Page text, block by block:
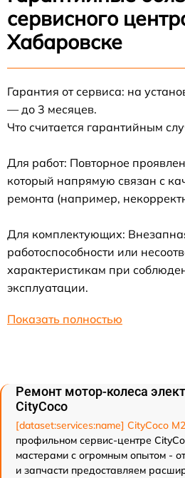
сервисного
Хабаровске
Гарантия от сервиса: на
— до 3 месяцев.
Что считается гарантийным
Для работ: Повторное
который напрямую связан с
ремонта (например,
Для комплектующих:
работоспособности или
характеристикам при
эксплуатации.
Показать полностью
Ремонт мотор-колеса
CityCoco
[dataset:services:name] CityCoco M2
профильном сервис-центре
мастерами с огромным опытом -
и запчасти предоставляем